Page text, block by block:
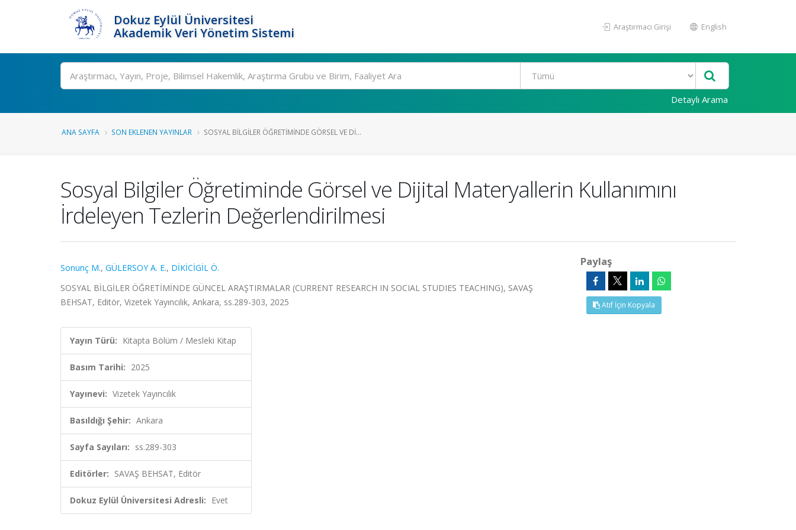
Dokuz Eylül Üniversitesi
Akademik Veri Yönetim Sistemi
Araştırmacı Girişi English
Ara
Detaylı Arama
ANA SAYFA SON EKLENEN YAYINLAR SOSYAL BILGILER ÖĞRETIMINDE GÖRSEL VE DI...
Sosyal Bilgiler Öğretiminde Görsel ve Dijital Materyallerin Kullanımını
İrdeleyen Tezlerin Değerlendirilmesi
Sonunç M., GÜLERSOY A. E., DİKİCİGİL Ö.
SOSYAL BİLGİLER ÖĞRETİMİNDE GÜNCEL ARAŞTIRMALAR (CURRENT RESEARCH IN SOCIAL STUDIES TEACHING), SAVAŞ
BEHSAT, Editör, Vizetek Yayıncılık, Ankara, ss.289-303, 2025
Yayın Türü: Kitapta Bölüm / Mesleki Kitap
Basım Tarihi: 2025
Yayınevi: Vizetek Yayıncılık
Basıldığı Şehir: Ankara
Sayfa Sayıları: ss.289-303
Editörler: SAVAŞ BEHSAT, Editör
Dokuz Eylül Üniversitesi Adresli: Evet
Paylaş
Atıf İçin Kopyala